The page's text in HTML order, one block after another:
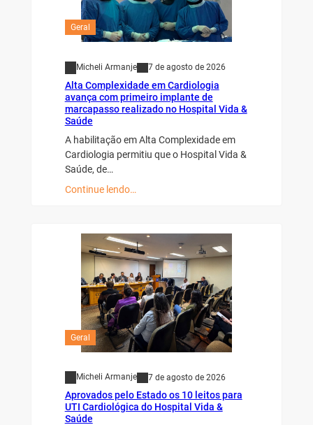
Geral
Micheli Armanje 7 de agosto de 2026
Alta Complexidade em Cardiologia
avança com primeiro implante de
marcapasso realizado no Hospital Vida &
Saúde
A habilitação em Alta Complexidade em
Cardiologia permitiu que o Hospital Vida &
Saúde, de…
Continue lendo…
Geral
Micheli Armanje 7 de agosto de 2026
Aprovados pelo Estado os 10 leitos para
UTI Cardiológica do Hospital Vida &
Saúde